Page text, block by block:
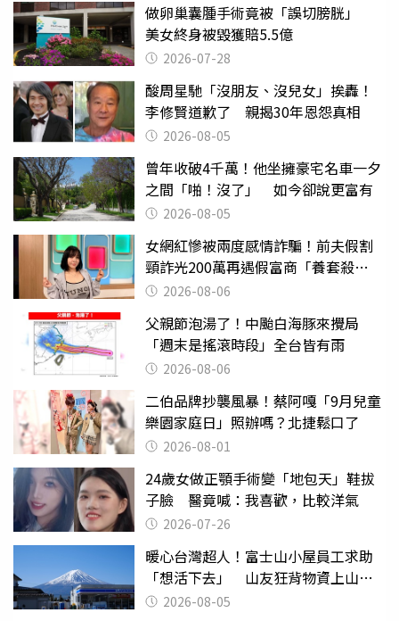
做卵巢囊腫手術竟被「誤切膀胱」
美女終身被毀獲賠5.5億
2026-07-28
酸周星馳「沒朋友、沒兒女」挨轟！
李修賢道歉了 親揭30年恩怨真相
2026-08-05
曾年收破4千萬！他坐擁豪宅名車一夕
之間「啪！沒了」 如今卻說更富有
2026-08-05
女網紅慘被兩度感情詐騙！前夫假割
頸詐光200萬再遇假富商「養套殺
2000萬」
2026-08-06
父親節泡湯了！中颱白海豚來攪局
「週末是搖滾時段」全台皆有雨
2026-08-06
二伯品牌抄襲風暴！蔡阿嘎「9月兒童
樂園家庭日」照辦嗎？北捷鬆口了
2026-08-01
24歲女做正顎手術變「地包天」鞋拔
子臉 醫竟喊：我喜歡，比較洋氣
2026-07-26
暖心台灣超人！富士山小屋員工求助
「想活下去」 山友狂背物資上山：
台灣真的是寶島
2026-08-05